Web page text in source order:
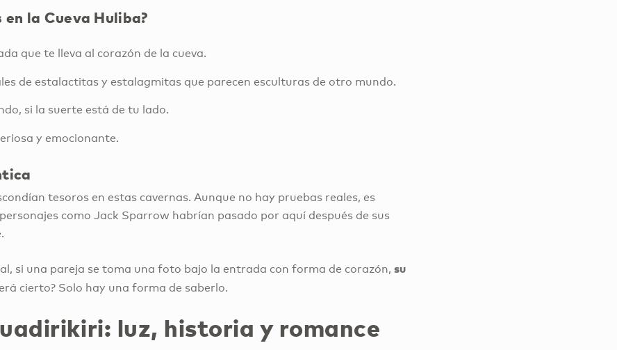
la Cueva Huliba?
que te lleva al corazón de la cueva.
de estalactitas y estalagmitas que parecen esculturas de otro mundo.
si la suerte está de tu lado.
y emocionante.
tesoros en estas cavernas. Aunque no hay pruebas reales, es
como Jack Sparrow habrían pasado por aquí después de sus
si una pareja se toma una foto bajo la entrada con forma de corazón,su
cierto? Solo hay una forma de saberlo.
luz, historia y romance